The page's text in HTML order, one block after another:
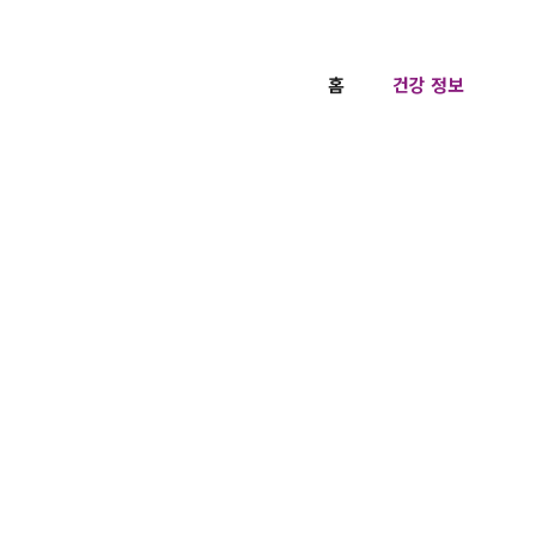
홈 건강 정보